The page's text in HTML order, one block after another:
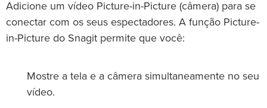
Adicione um vídeo Picture-in-Picture (câmera) para se
conectar com os seus espectadores. A função Picture-
in-Picture do Snagit permite que você:
Mostre a tela e a câmera simultaneamente no seu
vídeo.